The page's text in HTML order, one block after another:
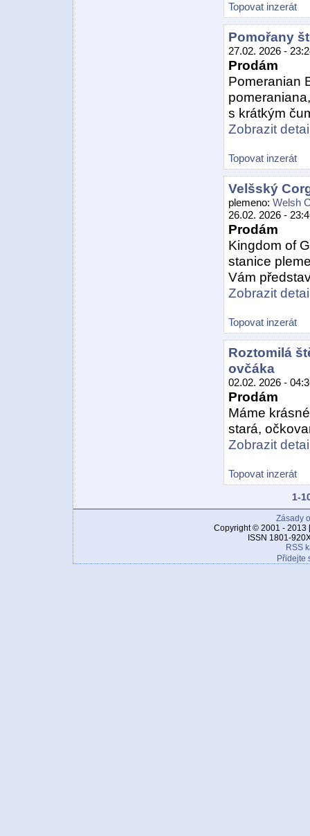
Topovat inzerát
Pomořany
27.02. 2026 -
Prodám
Pomeranian
s krátkým
Zobrazit
Topovat inzerát
Velšský
plemeno: Welsh
26.02. 2026 -
Prodám
Kingdom of
stanice
Vám
Zobrazit
Topovat inzerát
Roztomilá
ovčáka
02.02. 2026 -
Prodám
Máme
stará,
Zobrazit
Topovat inzerát
1-
Zásady
Copyright © 2001 - 2013
ISSN 1801-
RSS
Přidejte